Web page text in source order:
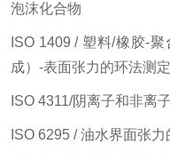
泡沫化合物
ISO 1409 / 塑料/橡胶-
成）-表面张力的环法测定
ISO 4311/阴离子和非离
ISO 6295 / 油水界面张力